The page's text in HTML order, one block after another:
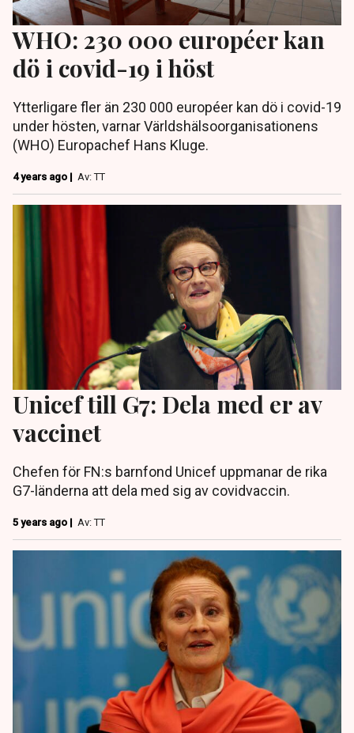
WHO: 230 000 européer kan
dö i covid-19 i höst
Ytterligare fler än 230 000 européer kan dö i covid-19
under hösten, varnar Världshälsoorganisationens
(WHO) Europachef Hans Kluge.
4 years ago | Av: TT
Unicef till G7: Dela med er av
vaccinet
Chefen för FN:s barnfond Unicef uppmanar de rika
G7-länderna att dela med sig av covidvaccin.
5 years ago | Av: TT